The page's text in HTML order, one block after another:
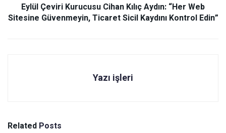
Eylül Çeviri Kurucusu Cihan Kılıç Aydın: “Her Web
Sitesine Güvenmeyin, Ticaret Sicil Kaydını Kontrol Edin”
Yazı işleri
Related Posts